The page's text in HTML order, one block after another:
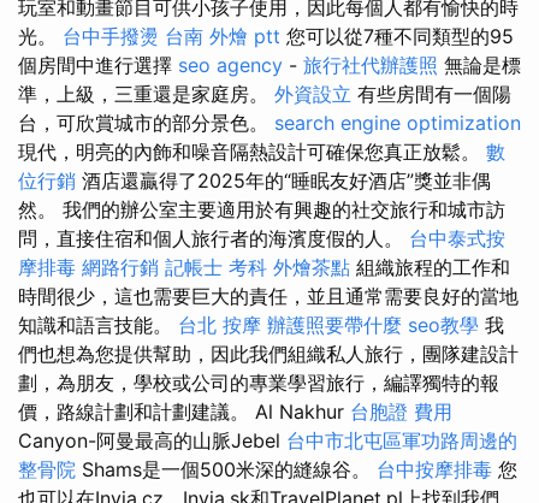
玩室和動畫節目可供小孩子使用，因此每個人都有愉快的時
光。 台中手撥燙 台南 外燴 ptt 您可以從7種不同類型的95
個房間中進行選擇 seo agency - 旅行社代辦護照 無論是標
準，上級，三重還是家庭房。 外資設立 有些房間有一個陽
台，可欣賞城市的部分景色。 search engine optimization
現代，明亮的內飾和噪音隔熱設計可確保您真正放鬆。 數
位行銷 酒店還贏得了2025年的“睡眠友好酒店”獎並非偶
然。 我們的辦公室主要適用於有興趣的社交旅行和城市訪
問，直接住宿和個人旅行者的海濱度假的人。 台中泰式按
摩排毒 網路行銷 記帳士 考科 外燴茶點 組織旅程的工作和
時間很少，這也需要巨大的責任，並且通常需要良好的當地
知識和語言技能。 台北 按摩 辦護照要帶什麼 seo教學 我
們也想為您提供幫助，因此我們組織私人旅行，團隊建設計
劃，為朋友，學校或公司的專業學習旅行，編譯獨特的報
價，路線計劃和計劃建議。 Al Nakhur 台胞證 費用
Canyon-阿曼最高的山脈Jebel 台中市北屯區軍功路周邊的
整骨院 Shams是一個500米深的縫線谷。 台中按摩排毒 您
也可以在Invia.cz，Invia.sk和TravelPlanet.pl上找到我們。